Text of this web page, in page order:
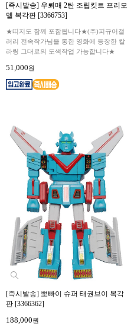
[즉시발송] 우뢰매 2탄 조립킷트 프리모
델 복각판 [3366753]
★띠지도 함께 포함됩니다★(주)피규어갤
러리 전속작가님을 통한 영화에 등장한 칼
라링 그대로의 도색작업 가능합니다★
51,000원
[즉시발송] 뽀빠이 슈퍼 태권브이 복각
판 [3366362]
188,000원